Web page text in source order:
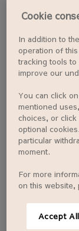
これらの功績
2017年には、
リエ、ならび
クターに
モンペリエ大
クールにて
Cookie
In addition to
operation of
tracking tools
improve our
You can click
mentioned
choices, or
optional
particular
moment.
For more
on this website,
Accept